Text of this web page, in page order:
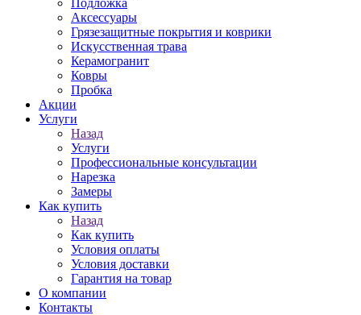
Подложка
Аксессуары
Грязезащитные покрытия и коврики
Искусственная трава
Керамогранит
Ковры
Пробка
Акции
Услуги
Назад
Услуги
Профессиональные консультации
Нарезка
Замеры
Как купить
Назад
Как купить
Условия оплаты
Условия доставки
Гарантия на товар
О компании
Контакты